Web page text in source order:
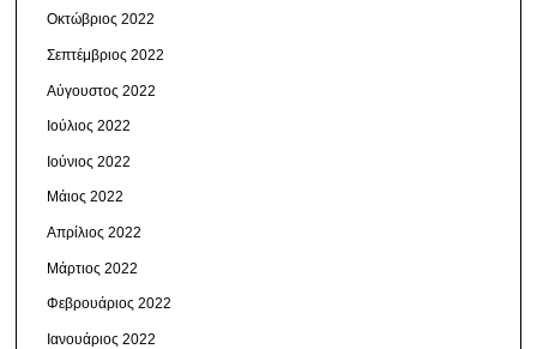
Οκτώβριος 2022
Σεπτέμβριος 2022
Αύγουστος 2022
Ιούλιος 2022
Ιούνιος 2022
Μάιος 2022
Απρίλιος 2022
Μάρτιος 2022
Φεβρουάριος 2022
Ιανουάριος 2022